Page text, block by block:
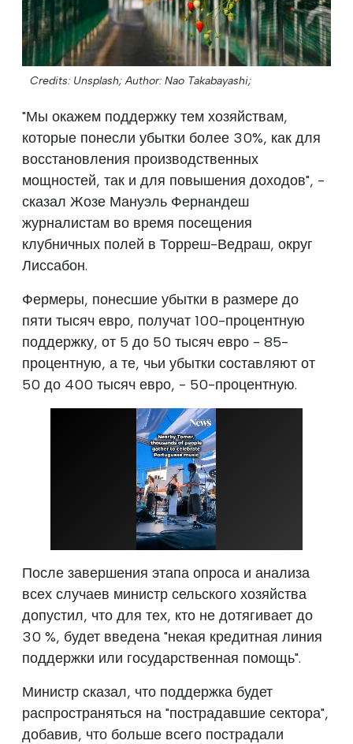
Credits: Unsplash; Author: Nao Takabayashi;
"Мы окажем поддержку тем хозяйствам,
которые понесли убытки более 30%, как для
восстановления производственных
мощностей, так и для повышения доходов", -
сказал Жозе Мануэль Фернандеш
журналистам во время посещения
клубничных полей в Торреш-Ведраш, округ
Лиссабон.
Фермеры, понесшие убытки в размере до
пяти тысяч евро, получат 100-процентную
поддержку, от 5 до 50 тысяч евро - 85-
процентную, а те, чьи убытки составляют от
50 до 400 тысяч евро, - 50-процентную.
После завершения этапа опроса и анализа
всех случаев министр сельского хозяйства
допустил, что для тех, кто не дотягивает до
30 %, будет введена "некая кредитная линия
поддержки или государственная помощь".
Министр сказал, что поддержка будет
распространяться на "пострадавшие сектора",
добавив, что больше всего пострадали